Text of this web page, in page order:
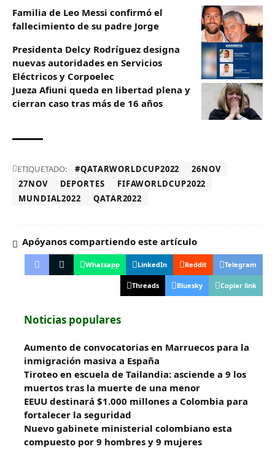
Familia de Leo Messi confirmó el
fallecimiento de su padre Jorge
Presidenta Delcy Rodríguez designa
nuevas autoridades en Servicios
Eléctricos y Corpoelec
Jueza Afiuni queda en libertad plena y
cierran caso tras más de 16 años
ETIQUETADO: #QATARWORLDCUP2022
26NOV
27NOV
DEPORTES
FIFAWORLDCUP2022
MUNDIAL2022
QATAR2022
Apóyanos compartiendo este artículo
Whatsapp LinkedIn Reddit Telegram
Threads Bluesky Copiar link
Noticias populares
Aumento de convocatorias en Marruecos para la
inmigración masiva a España
Tiroteo en escuela de Tailandia: asciende a 9 los
muertos tras la muerte de una menor
EEUU destinará $1.000 millones a Colombia para
fortalecer la seguridad
Nuevo gabinete ministerial colombiano esta
compuesto por 9 hombres y 9 mujeres